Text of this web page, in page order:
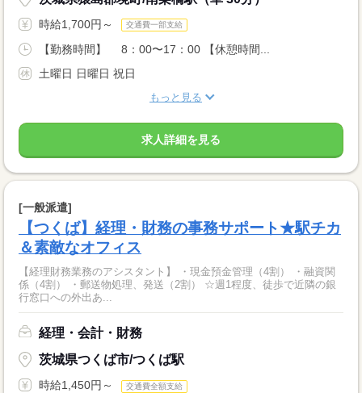
時給1,700円～ 交通費一部支給
【勤務時間】 8：00〜17：00 【休憩時間...
土曜日 日曜日 祝日
もっと見る
求人詳細を見る
[一般派遣]
【つくば】経理・財務の事務サポート★駅チカ
＆素敵なオフィス
【経理財務業務のアシスタント】 ・現金預金管理（4割） ・融資関
係（4割） ・郵送物処理、発送（2割） ☆週1程度、徒歩で近隣の銀
行窓口への外出あ...
経理・会計・財務
茨城県つくば市/つくば駅
時給1,450円～ 交通費全額支給